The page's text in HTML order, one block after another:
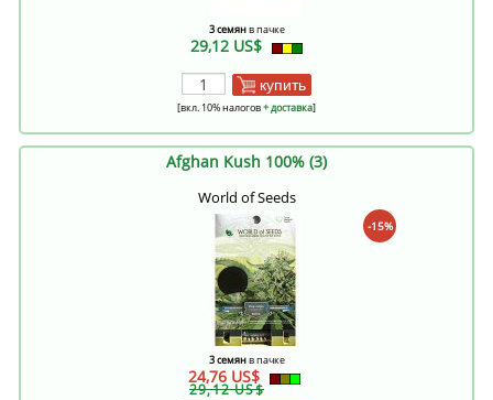
3 семянв пачке
29,12 US$
купить
[вкл. 10% налогов+ доставка]
Afghan Kush 100% (3)
World of Seeds
-15%
3 семянв пачке
24,76 US$
29,12 US$